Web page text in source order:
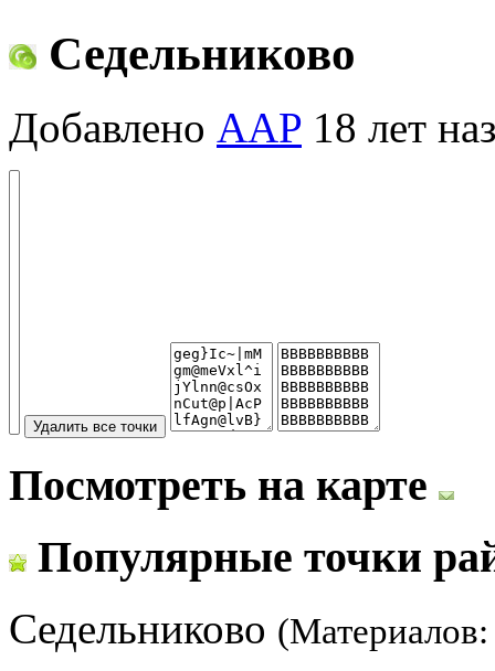
Седельниково
Добавлено AAP 18 лет
Посмотреть на карте
Популярные точки
Седельниково